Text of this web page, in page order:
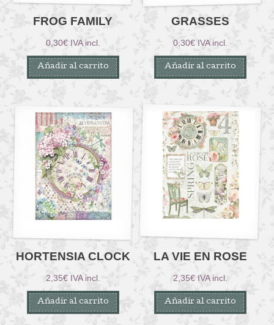
FROG FAMILY
0,30€ IVA incl.
Añadir al carrito
GRASSES
0,30€ IVA incl.
Añadir al carrito
HORTENSIA CLOCK
2,35€ IVA incl.
Añadir al carrito
LA VIE EN ROSE
2,35€ IVA incl.
Añadir al carrito